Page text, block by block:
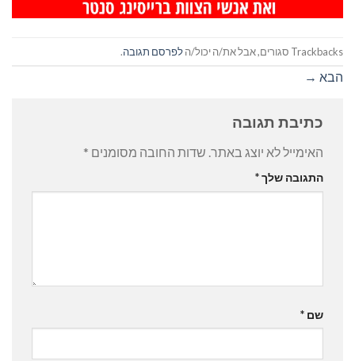
Trackbacks סגורים, אבל את/ה יכול/ה לפרסם תגובה.
הבא →
כתיבת תגובה
האימייל לא יוצג באתר. שדות החובה מסומנים *
התגובה שלך*
שם *